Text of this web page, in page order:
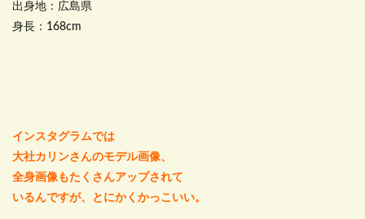
出身地：広島県
身長：168cm
インスタグラムでは
大社カリンさんのモデル画像、
全身画像もたくさんアップされて
いるんですが、とにかくかっこいい。